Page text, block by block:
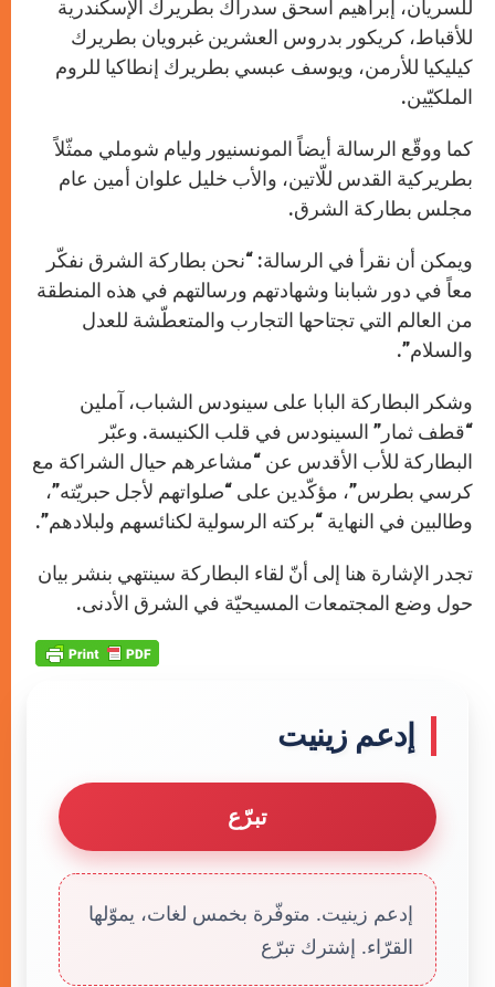
للسريان، إبراهيم اسحق سدراك بطريرك الإسكندرية
للأقباط، كريكور بدروس العشرين غبرويان بطريرك
كيليكيا للأرمن، ويوسف عبسي بطريرك إنطاكيا للروم
الملكيّين.
كما ووقّع الرسالة أيضاً المونسنيور وليام شوملي ممثّلاً
بطريركية القدس للّاتين، والأب خليل علوان أمين عام
مجلس بطاركة الشرق.
ويمكن أن نقرأ في الرسالة: “نحن بطاركة الشرق نفكّر
معاً في دور شبابنا وشهادتهم ورسالتهم في هذه المنطقة
من العالم التي تجتاحها التجارب والمتعطّشة للعدل
والسلام”.
وشكر البطاركة البابا على سينودس الشباب، آملين
“قطف ثمار” السينودس في قلب الكنيسة. وعبّر
البطاركة للأب الأقدس عن “مشاعرهم حيال الشراكة مع
كرسي بطرس”، مؤكّدين على “صلواتهم لأجل حبريّته”،
وطالبين في النهاية “بركته الرسولية لكنائسهم ولبلادهم”.
تجدر الإشارة هنا إلى أنّ لقاء البطاركة سينتهي بنشر بيان
حول وضع المجتمعات المسيحيّة في الشرق الأدنى.
إدعم زينيت
تبرّع
إدعم زينيت. متوفّرة بخمس لغات، يموّلها
القرّاء. إشترك تبرّع